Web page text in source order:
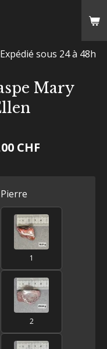
sous 24 à 48h
Mary
CHF
Pierre
1
2